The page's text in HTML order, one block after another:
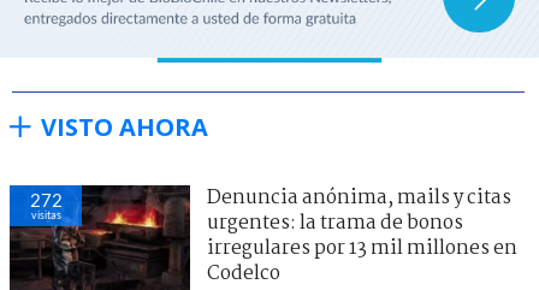
VISTO AHORA
272
visitas
Denuncia anónima, mails y citas
urgentes: la trama de bonos
irregulares por 13 mil millones en
Codelco